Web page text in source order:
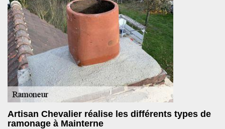
Artisan Chevalier réalise les différents types de
ramonage à Mainterne